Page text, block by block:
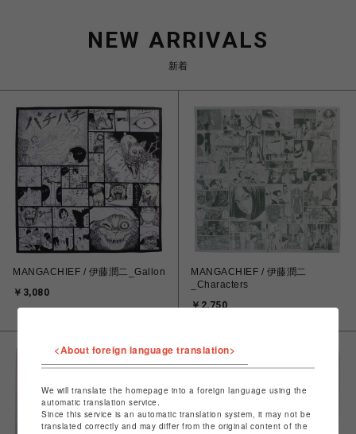
NEW ARRIVALS
新着
MANGACHIEF / 伊藤潤二_Gallon
￥3,080
MANGACHIEF / 伊藤潤二
_Characters
￥2,750
<About foreign language translation>
We will translate the homepage into a foreign language using the
automatic translation service.
Since this service is an automatic translation system, it may not be
translated correctly and may differ from the original content of the